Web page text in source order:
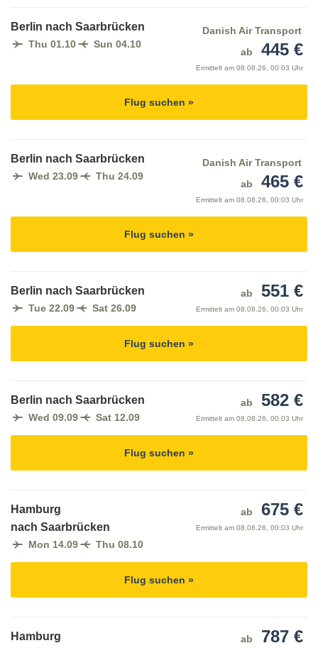
Berlin nach Saarbrücken
Thu 01.10 Sun 04.10
Danish Air Transport
ab
445 €
Ermittelt am 08.08.26, 00:03 Uhr
Flug suchen »
Berlin nach Saarbrücken
Wed 23.09 Thu 24.09
Danish Air Transport
ab
465 €
Ermittelt am 08.08.26, 00:03 Uhr
Flug suchen »
Berlin nach Saarbrücken
Tue 22.09 Sat 26.09
ab 551 €
Ermittelt am 08.08.26, 00:03 Uhr
Flug suchen »
Berlin nach Saarbrücken
Wed 09.09 Sat 12.09
ab 582 €
Ermittelt am 08.08.26, 00:03 Uhr
Flug suchen »
Hamburg
nach Saarbrücken
Mon 14.09 Thu 08.10
ab 675 €
Ermittelt am 08.08.26, 00:03 Uhr
Flug suchen »
Hamburg ab 787 €